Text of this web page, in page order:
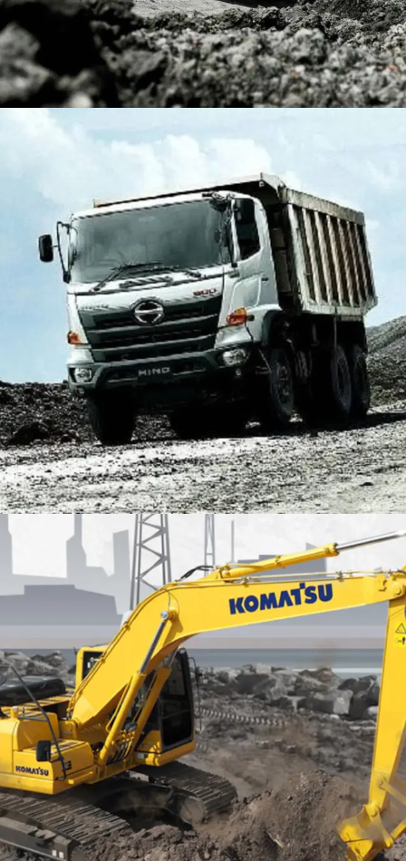
DUMP TRUCK TOOLS
HINO FM 350 PL (Mining)
Find Out More
EXCAVATOR TOOLS
KOMATSU PC200-10M0 CE
Find Out More